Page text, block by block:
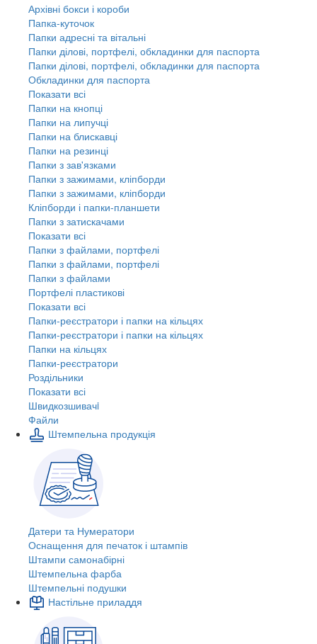
Архівні бокси і короби
Папка-куточок
Папки адресні та вітальні
Папки ділові, портфелі, обкладинки для паспорта
Папки ділові, портфелі, обкладинки для паспорта
Обкладинки для паспорта
Показати всі
Папки на кнопці
Папки на липучці
Папки на блискавці
Папки на резинці
Папки з зав'язками
Папки з зажимами, кліпборди
Папки з зажимами, кліпборди
Кліпборди і папки-планшети
Папки з затискачами
Показати всі
Папки з файлами, портфелі
Папки з файлами, портфелі
Папки з файлами
Портфелі пластикові
Показати всі
Папки-реєстратори і папки на кільцях
Папки-реєстратори і папки на кільцях
Папки на кільцях
Папки-реєстратори
Роздільники
Показати всі
Швидкозшивачi
Файли
Штемпельна продукція
Датери та Нумератори
Оснащення для печаток і штампів
Штампи самонабірні
Штемпельна фарба
Штемпельні подушки
Настільне приладдя